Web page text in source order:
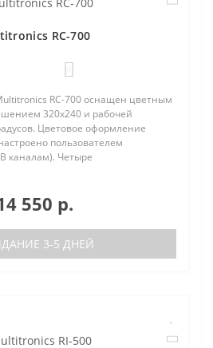
RC-700
RC-700 оснащен цветным
320х240 и рабочей
Цветовое оформление
пользователем
каналам). Четыре
550 р.
3-5 ДНЕЙ